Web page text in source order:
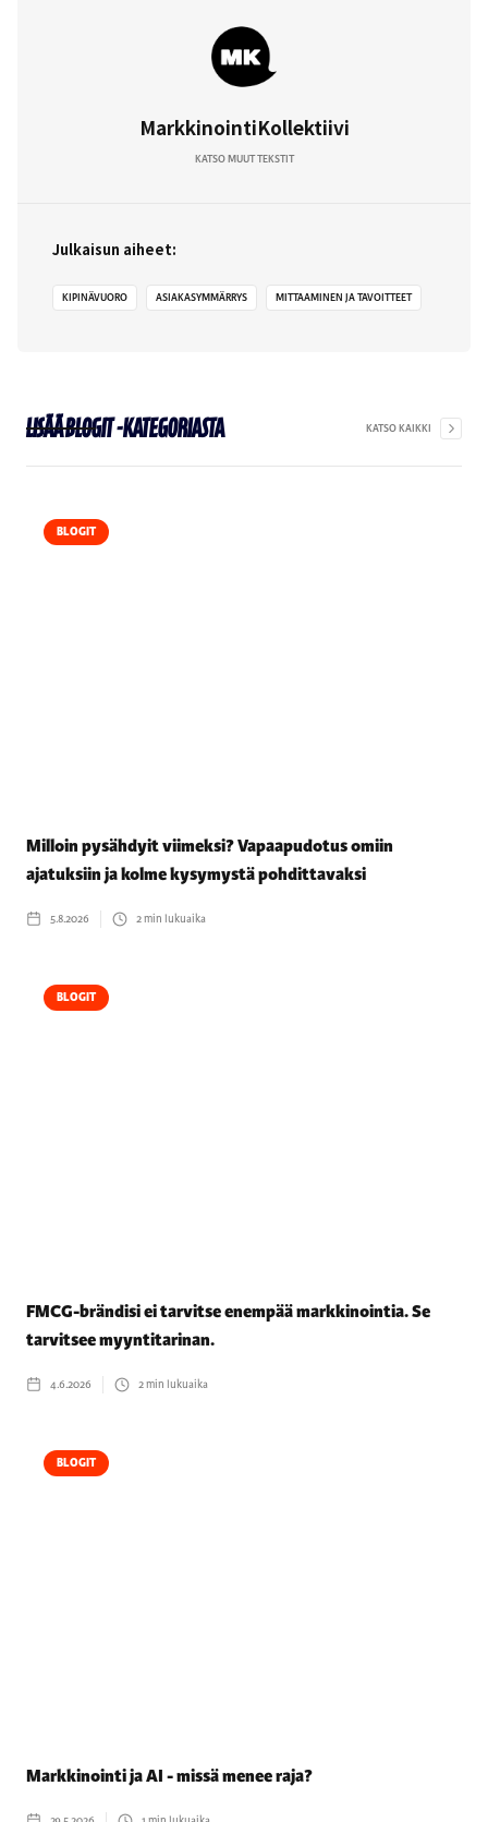
MarkkinointiKollektiivi
KATSO MUUT TEKSTIT
Julkaisun aiheet:
KIPINÄVUORO ASIAKASYMMÄRRYS MITTAAMINEN JA TAVOITTEET
LisääBlogit-kategoriasta KATSO KAIKKI
BLOGIT
Milloin pysähdyit viimeksi? Vapaapudotus omiin
ajatuksiin ja kolme kysymystä pohdittavaksi
5.8.2026 2min lukuaika
BLOGIT
FMCG-brändisi ei tarvitse enempää markkinointia. Se
tarvitsee myyntitarinan.
4.6.2026 2min lukuaika
BLOGIT
Markkinointi ja AI - missä menee raja?